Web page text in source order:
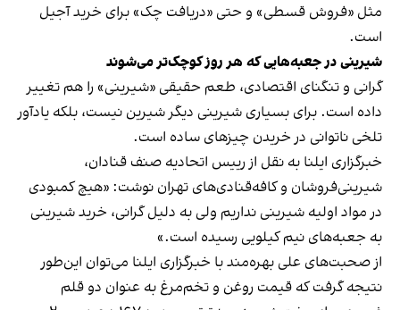
مثل «فروش قسطی» و حتی «دریافت چک» برای خرید آجیل
است.
شیرینی در جعبه‌هایی که هر روز کوچک‌تر می‌شوند
گرانی و تنگنای اقتصادی، طعم حقیقی «شیرینی» را هم تغییر
داده است. برای بسیاری شیرینی دیگر شیرین نیست، بلکه یادآور
تلخی ناتوانی در خریدن چیزهای ساده است.
خبرگزاری ایلنا به نقل از رییس اتحادیه صنف قنادان،
شیرینی‌فروشان و کافه‌قنادی‌های تهران نوشت: «هیچ کمبودی
در مواد اولیه شیرینی نداریم ولی به دلیل گرانی، خرید شیرینی
به جعبه‌های نیم کیلویی رسیده است.»
از صحبت‌های علی بهره‌مند با خبرگزاری ایلنا می‌توان این‌طور
نتیجه گرفت که قیمت روغن و تخم‌مرغ به عنوان دو قلم